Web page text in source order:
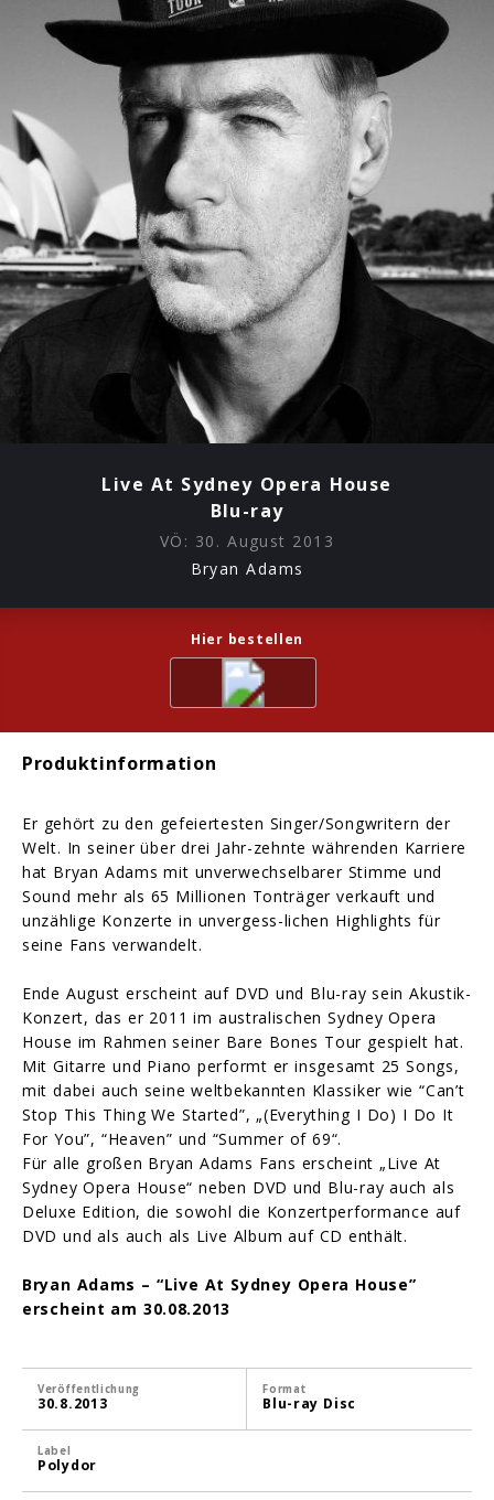
Live At Sydney Opera House
Blu-ray
VÖ: 30. August 2013
Bryan Adams
Hier bestellen
Produktinformation
Er gehört zu den gefeiertesten Singer/Songwritern der
Welt. In seiner über drei Jahr-zehnte währenden Karriere
hat Bryan Adams mit unverwechselbarer Stimme und
Sound mehr als 65 Millionen Tonträger verkauft und
unzählige Konzerte in unvergess-lichen Highlights für
seine Fans verwandelt.
Ende August erscheint auf DVD und Blu-ray sein Akustik-
Konzert, das er 2011 im australischen Sydney Opera
House im Rahmen seiner Bare Bones Tour gespielt hat.
Mit Gitarre und Piano performt er insgesamt 25 Songs,
mit dabei auch seine weltbekannten Klassiker wie “Can’t
Stop This Thing We Started”, „(Everything I Do) I Do It
For You”, “Heaven” und “Summer of 69“.
Für alle großen Bryan Adams Fans erscheint „Live At
Sydney Opera House“ neben DVD und Blu-ray auch als
Deluxe Edition, die sowohl die Konzertperformance auf
DVD und als auch als Live Album auf CD enthält.
Bryan Adams – “Live At Sydney Opera House”
erscheint am 30.08.2013
Veröffentlichung
30.8.2013
Format
Blu-ray Disc
Label
Polydor